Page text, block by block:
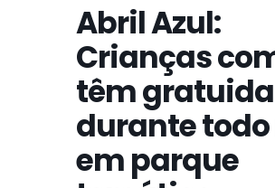
Abril Azul:
Crianças
têm
durante
em parque